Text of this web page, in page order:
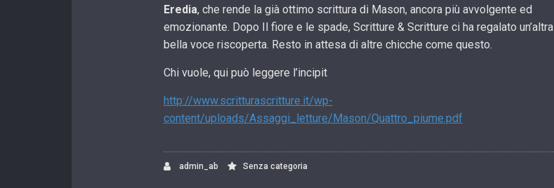
Eredia, che rende la già ottimo scrittura di Mason, ancora più avvolgente ed
emozionante. Dopo Il fiore e le spade, Scritture & Scritture ci ha regalato un’altra
bella voce riscoperta. Resto in attesa di altre chicche come questo.
Chi vuole, qui può leggere l’incipit
http://www.scritturascritture.it/wp-
content/uploads/Assaggi_letture/Mason/Quattro_piume.pdf
admin_ab Senza categoria